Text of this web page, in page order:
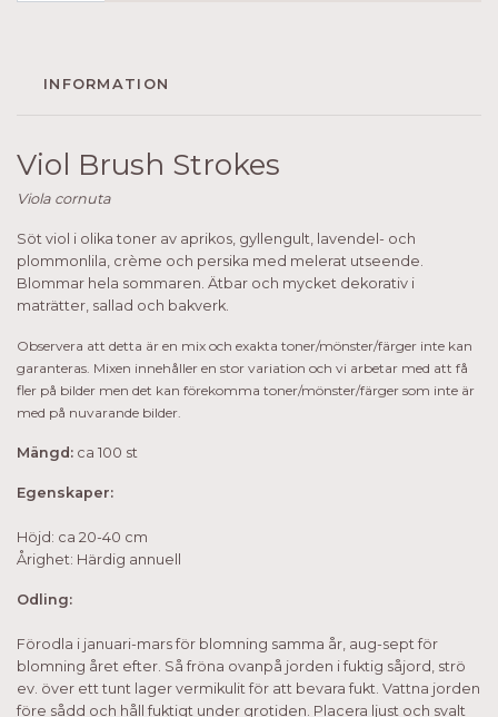
INFORMATION
Viol Brush Strokes
Viola cornuta
Söt viol i olika toner av aprikos, gyllengult, lavendel- och
plommonlila, crème och persika med melerat utseende.
Blommar hela sommaren. Ätbar och mycket dekorativ i
maträtter, sallad och bakverk.
Observera att detta är en mix och exakta toner/mönster/färger inte kan
garanteras. Mixen innehåller en stor variation och vi arbetar med att få
fler på bilder men det kan förekomma toner/mönster/färger som inte är
med på nuvarande bilder.
Mängd: ca 100 st
Egenskaper:
Höjd: ca 20-40 cm
Årighet: Härdig annuell
Odling:
Förodla i januari-mars för blomning samma år, aug-sept för
blomning året efter. Så fröna ovanpå jorden i fuktig såjord, strö
ev. över ett tunt lager vermikulit för att bevara fukt. Vattna jorden
före sådd och håll fuktigt under grotiden. Placera ljust och svalt